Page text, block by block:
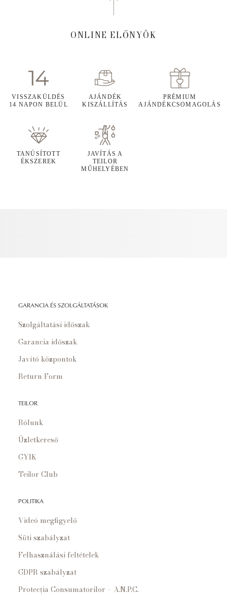
ONLINE ELŐNYÖK
VISSZAKÜLDÉS
14 NAPON BELÜL
AJÁNDÉK
KISZÁLLÍTÁS
PRÉMIUM
AJÁNDÉKCSOMAGOLÁS
TANÚSÍTOTT
ÉKSZEREK
JAVÍTÁS A
TEILOR
MŰHELYÉBEN
GARANCIA ÉS SZOLGÁLTATÁSOK
Szolgáltatási időszak
Garancia időszak
Javító központok
Return Form
TEILOR
Rólunk
Üzletkereső
GYIK
Teilor Club
POLITIKA
Videó megfigyelő
Süti szabályzat
Felhasználási feltételek
GDPR szabályzat
Protecția Consumatorilor – A.N.P.C.